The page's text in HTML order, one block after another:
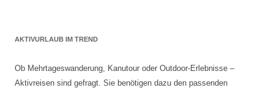
AKTIVURLAUB IM TREND
Ob Mehrtageswanderung, Kanutour oder Outdoor-Erlebnisse –
Aktivreisen sind gefragt. Sie benötigen dazu den passenden